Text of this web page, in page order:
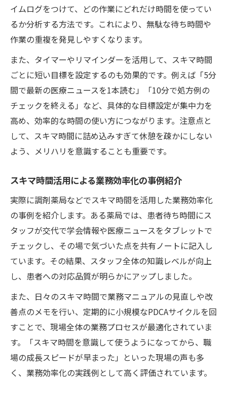
イムログをつけて、どの作業にどれだけ時間を使ってい
るか分析する方法です。これにより、無駄な待ち時間や
作業の重複を発見しやすくなります。
また、タイマーやリマインダーを活用して、スキマ時間
ごとに短い目標を設定するのも効果的です。例えば「5分
間で最新の医療ニュースを1本読む」「10分で処方例の
チェックを終える」など、具体的な目標設定が集中力を
高め、効率的な時間の使い方につながります。注意点と
して、スキマ時間に詰め込みすぎて休憩を疎かにしない
よう、メリハリを意識することも重要です。
スキマ時間活用による業務効率化の事例紹介
実際に調剤薬局などでスキマ時間を活用した業務効率化
の事例を紹介します。ある薬局では、患者待ち時間にス
タッフが交代で学会情報や医療ニュースをタブレットで
チェックし、その場で気づいた点を共有ノートに記入し
ています。その結果、スタッフ全体の知識レベルが向上
し、患者への対応品質が明らかにアップしました。
また、日々のスキマ時間で業務マニュアルの見直しや改
善点のメモを行い、定期的に小規模なPDCAサイクルを回
すことで、現場全体の業務プロセスが最適化されていま
す。「スキマ時間を意識して使うようになってから、職
場の成長スピードが早まった」といった現場の声も多
く、業務効率化の実践例として高く評価されています。